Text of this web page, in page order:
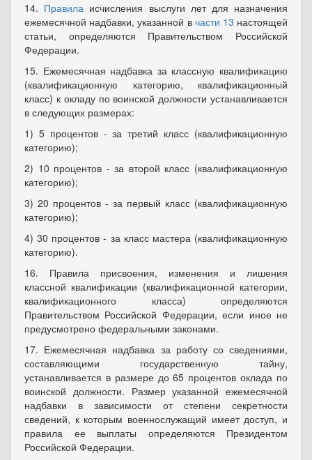
14. Правила исчисления выслуги лет для назначения
ежемесячной надбавки, указанной в части 13 настоящей
статьи, определяются Правительством Российской
Федерации.
15. Ежемесячная надбавка за классную квалификацию
(квалификационную категорию, квалификационный
класс) к окладу по воинской должности устанавливается
в следующих размерах:
1) 5 процентов - за третий класс (квалификационную
категорию);
2) 10 процентов - за второй класс (квалификационную
категорию);
3) 20 процентов - за первый класс (квалификационную
категорию);
4) 30 процентов - за класс мастера (квалификационную
категорию).
16. Правила присвоения, изменения и лишения
классной квалификации (квалификационной категории,
квалификационного класса) определяются
Правительством Российской Федерации, если иное не
предусмотрено федеральными законами.
17. Ежемесячная надбавка за работу со сведениями,
составляющими государственную тайну,
устанавливается в размере до 65 процентов оклада по
воинской должности. Размер указанной ежемесячной
надбавки в зависимости от степени секретности
сведений, к которым военнослужащий имеет доступ, и
правила ее выплаты определяются Президентом
Российской Федерации.